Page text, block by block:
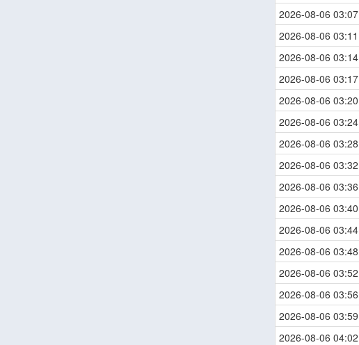
2026-08-06 03:07
2026-08-06 03:11
2026-08-06 03:14
2026-08-06 03:17
2026-08-06 03:20
2026-08-06 03:24
2026-08-06 03:28
2026-08-06 03:32
2026-08-06 03:36
2026-08-06 03:40
2026-08-06 03:44
2026-08-06 03:48
2026-08-06 03:52
2026-08-06 03:56
2026-08-06 03:59
2026-08-06 04:02